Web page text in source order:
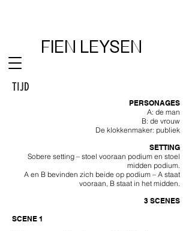
FIEN LEYSEN
TIJD
PERSONAGES
A: de man
B: de vrouw
De klokkenmaker: publiek
SETTING
Sobere setting – stoel vooraan podium en stoel
midden podium.
A en B bevinden zich beide op podium – A staat
vooraan, B staat in het midden.
3 SCENES
SCENE 1